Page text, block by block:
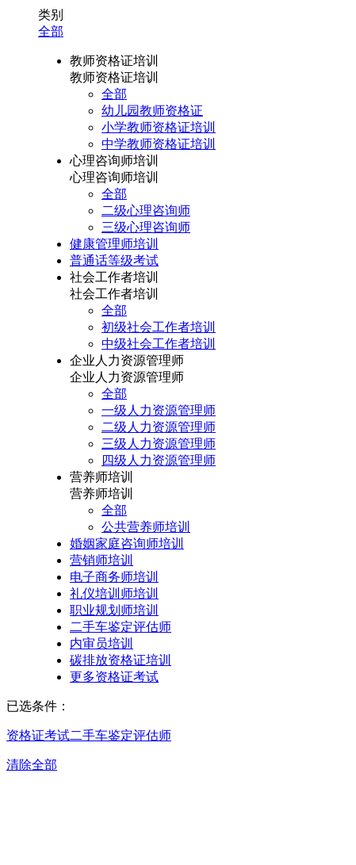
类别
全部
教师资格证培训
教师资格证培训
全部
幼儿园教师资格证
小学教师资格证培训
中学教师资格证培训
心理咨询师培训
心理咨询师培训
全部
二级心理咨询师
三级心理咨询师
健康管理师培训
普通话等级考试
社会工作者培训
社会工作者培训
全部
初级社会工作者培训
中级社会工作者培训
企业人力资源管理师
企业人力资源管理师
全部
一级人力资源管理师
二级人力资源管理师
三级人力资源管理师
四级人力资源管理师
营养师培训
营养师培训
全部
公共营养师培训
婚姻家庭咨询师培训
营销师培训
电子商务师培训
礼仪培训师培训
职业规划师培训
二手车鉴定评估师
内审员培训
碳排放资格证培训
更多资格证考试
已选条件：
资格证考试二手车鉴定评估师
清除全部